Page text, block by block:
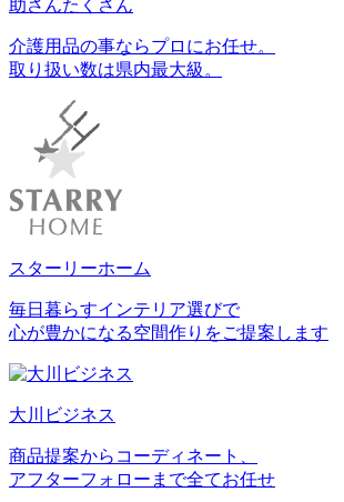
助さんたくさん
介護用品の事ならプロにお任せ。
取り扱い数は県内最大級。
スターリーホーム
毎日暮らすインテリア選びで
心が豊かになる空間作りをご提案します
大川ビジネス
商品提案からコーディネート、
アフターフォローまで全てお任せ